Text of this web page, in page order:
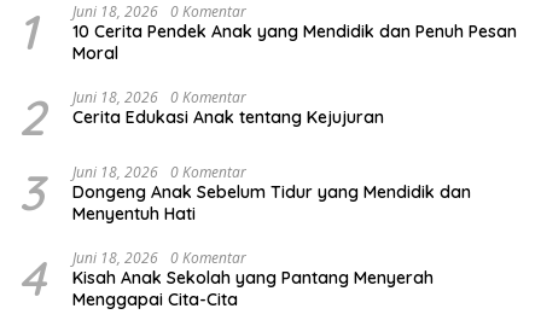
1 Juni 18, 2026 0 Komentar
10 Cerita Pendek Anak yang Mendidik dan Penuh Pesan
Moral
2 Juni 18, 2026 0 Komentar
Cerita Edukasi Anak tentang Kejujuran
3 Juni 18, 2026 0 Komentar
Dongeng Anak Sebelum Tidur yang Mendidik dan
Menyentuh Hati
4 Juni 18, 2026 0 Komentar
Kisah Anak Sekolah yang Pantang Menyerah
Menggapai Cita-Cita